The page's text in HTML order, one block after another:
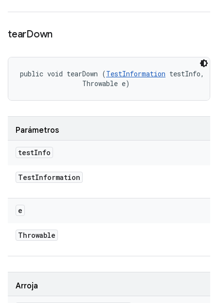
tearDown
public void tearDown (TestInformation testInfo,
                Throwable e)
Parámetros
testInfo
TestInformation
e
Throwable
Arroja